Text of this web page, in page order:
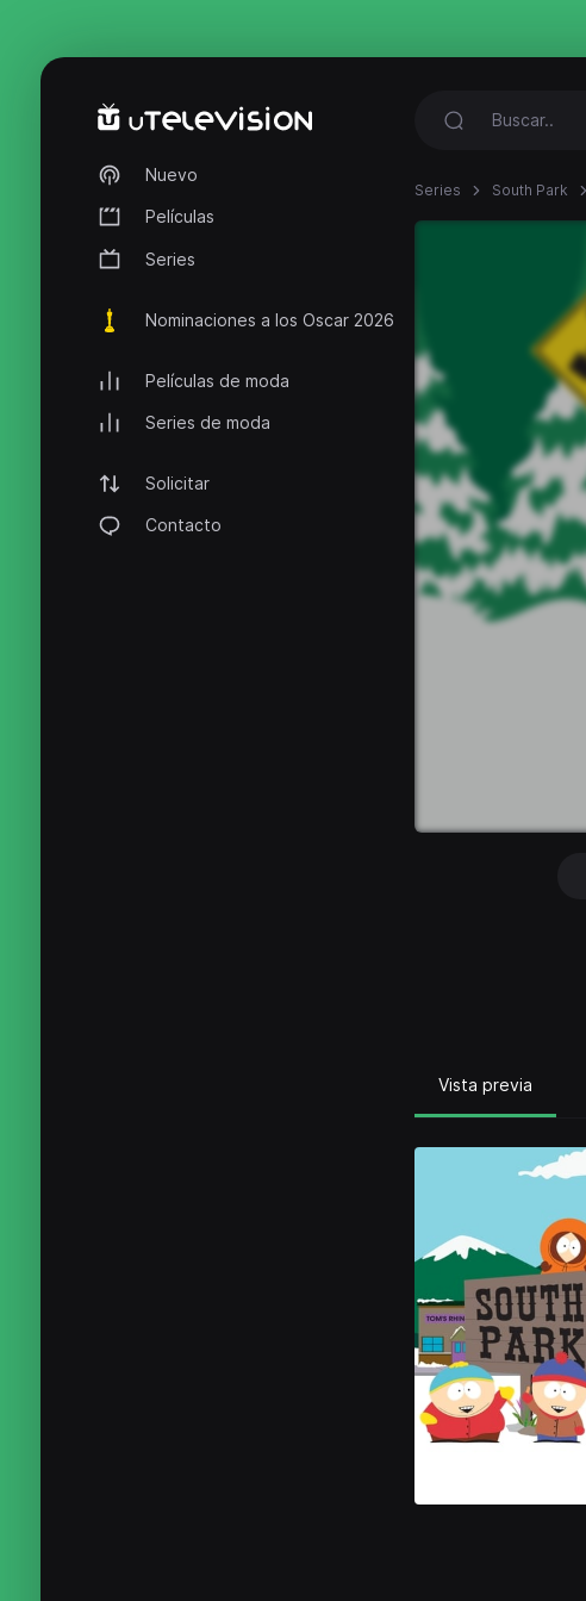
Nuevo
Películas
Series
Nominaciones a los Oscar 2026
Películas de moda
Series de moda
Solicitar
Contacto
Series South Park
Vista previa